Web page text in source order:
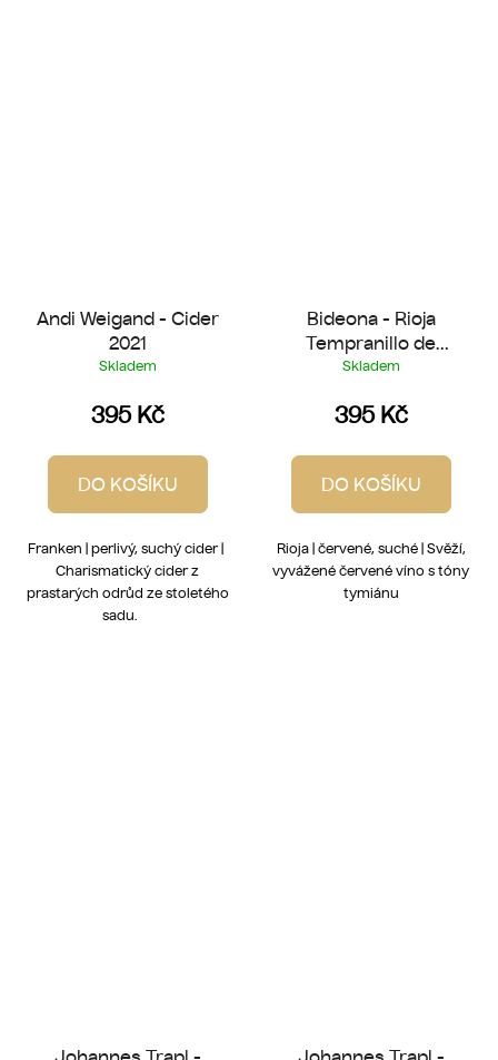
Andi Weigand - Cider
2021
Skladem
395 Kč
DO KOŠÍKU
Franken | perlivý, suchý cider |
Charismatický cider z
prastarých odrůd ze stoletého
sadu.
Bideona - Rioja
Tempranillo de
Laderas 2022
Skladem
395 Kč
DO KOŠÍKU
Rioja | červené, suché | Svěží,
vyvážené červené víno s tóny
tymiánu